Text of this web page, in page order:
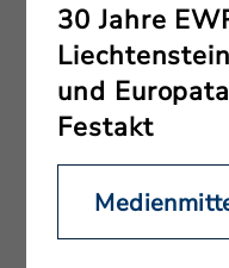
30 Jahre
und
Festakt